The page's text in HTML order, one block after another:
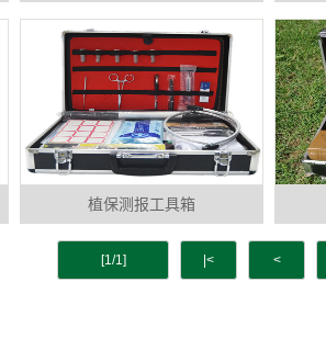
植保测报工具箱
[1/1] |< <